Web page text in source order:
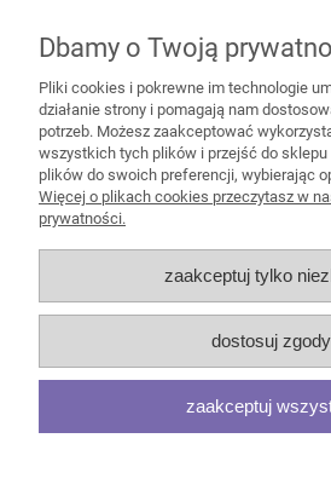
Ten produkt jest niedostępny.
Pomoc
Moje konto
Płatności i
Informacje
Dbamy o Twoją
Pliki cookies i pokrewne im technologie
działanie strony i pomagają nam
potrzeb. Możesz zaakceptować
wszystkich tych plików i przejść do
plików do swoich preferencji, wybierając
Więcej o plikach cookies przeczytasz w
prywatności.
zaakceptuj tylko
dostosuj zgody
zaakceptuj